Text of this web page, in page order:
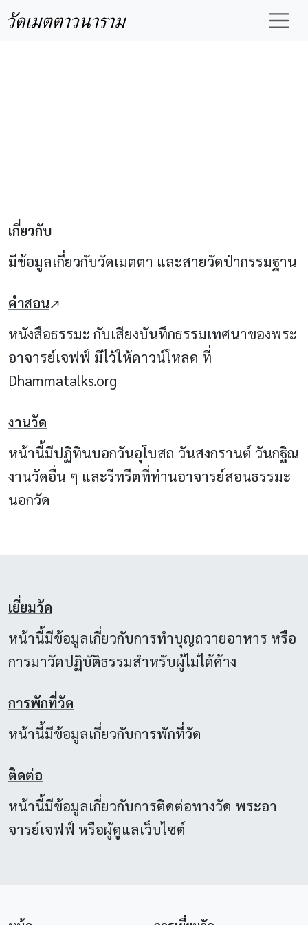
ข้ามไปยังเนื้อหาหลัก วัดเมตตาวนาราม
เกี่ยวกับ
มีข้อมูลเกี่ยวกับวัดเมตตา และสายวัดป่ากรรมฐาน
คำสอน
หนังสือธรรมะ กับเสียงบันทึกธรรมเทศนาของพระ
อาจารย์เจฟฟ์ มีไว้ให้ดาวน์โหลด ที่
Dhammatalks.org
งานวัด
หน้านี้มีปฏิทินบอกวันอุโบสถ วันสงกรานต์ วันกฐิณ
งานวัดอื่น ๆ และรีทรีตที่ท่านอาจารย์สอนธรรมะ
นอกวัด
เยี่ยมวัด
หน้านี้มีข้อมูลเกี่ยวกับการทำบุญถวายอาหาร หรือ
การมาวัดปฏิบัติธรรมสำหรับผู้ไม่ได้ค้าง
การพักที่วัด
หน้านี้มีข้อมูลเกี่ยวกับการพักที่วัด
ติดต่อ
หน้านี้มีข้อมูลเกี่ยวกับการติดต่อทางวัด พระอา
จารย์เจฟฟ์ หรือผู้ดูแลเว็บไซต์